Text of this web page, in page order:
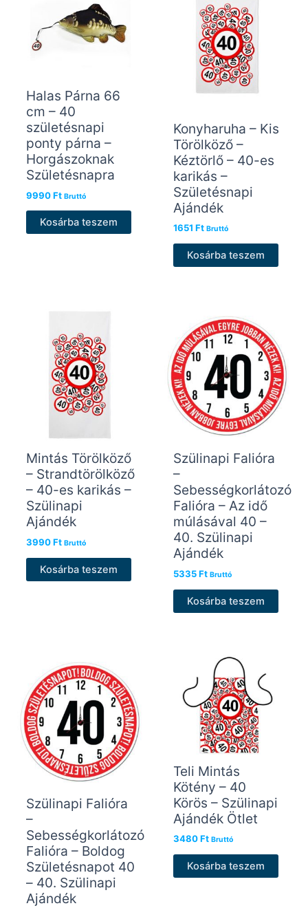
Halas Párna 66
cm – 40
születésnapi
ponty párna –
Horgászoknak
Születésnapra
9990Ft Bruttó
Kosárba teszem
Konyharuha – Kis
Törölköző –
Kéztörlő – 40-es
karikás –
Születésnapi
Ajándék
1651 Ft Bruttó
Kosárba teszem
Mintás Törölköző
– Strandtörölköző
– 40-es karikás –
Szülinapi
Ajándék
3990Ft Bruttó
Kosárba teszem
Szülinapi Falióra
–
Sebességkorlátozó
Falióra – Az idő
múlásával 40 –
40. Szülinapi
Ajándék
5335Ft Bruttó
Kosárba teszem
Szülinapi Falióra
–
Sebességkorlátozó
Falióra – Boldog
Születésnapot 40
– 40. Szülinapi
Ajándék
Teli Mintás
Kötény – 40
Körös – Szülinapi
Ajándék Ötlet
3480Ft Bruttó
Kosárba teszem